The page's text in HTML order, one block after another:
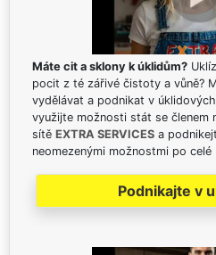
Máte cit a sklony k úklidům?
pocit z té zářivé čistoty a vůně?
vydělávat a podnikat v
využijte možnosti stát se členem
sítě EXTRA SERVICES a
neomezenými možnostmi po celé
Podnikajte v